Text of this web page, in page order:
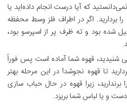
که آیا درست انجام داده‌اید یا
بردارید. اگر در اطراف فلز وسط محفظه
بود و ته ظرف پر از اسپرسو بود،
شنیدید، قهوه شما آماده است پس فوراً
تا قهوه نجوشد! در این مرحله بهتر
زیرا قهوه در حال حباب سازی
و یا لباس شما بریزد.